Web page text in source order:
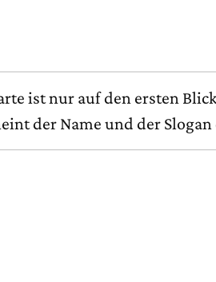
ist nur auf den ersten
der Name und der